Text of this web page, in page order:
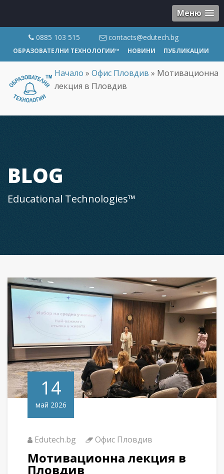
Меню
0885 103 515 contacts@edutech.bg
ОБРАЗОВАТЕЛНИ ТЕХНОЛОГИИ™ НОВИНИ ПУБЛИКАЦИИ
Начало » Офис Пловдив » Мотивационна
лекция в Пловдив
BLOG
Educational Technologies™
14
май 2026
Edutech.bg Офис Пловдив
Мотивационна лекция в
Пловдив